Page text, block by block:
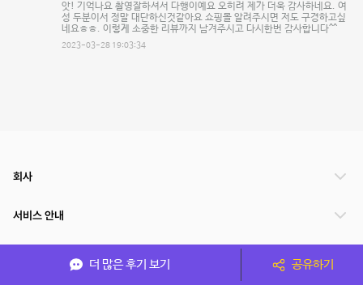
앗! 기억나요 촬영잘하셔서 다행이예요 오히려 제가 더욱 감사하네요. 여
성 두분이서 정말 대단하신것같아요 쇼핑몰 알려주시면 저도 구경하고싶
네요ㅎㅎ. 이렇게 소중한 리뷰까지 남겨주시고 다시한번 감사합니다^^
2023-03-28 19:03:34
더 많은 후기 보기 공유하기
회사
서비스 안내